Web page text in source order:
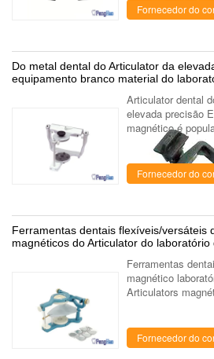
Fornecedor do
Do metal dental do Articulator da
equipamento branco material do
Articulator dental
elevada precisão
magnético é
igualmente temos
como o articulator
Fornecedor do
Ferramentas dentais flexíveis/versáteis
magnéticos do Articulator do laboratório
Ferramentas
magnético
Articulators
Fornecedor do